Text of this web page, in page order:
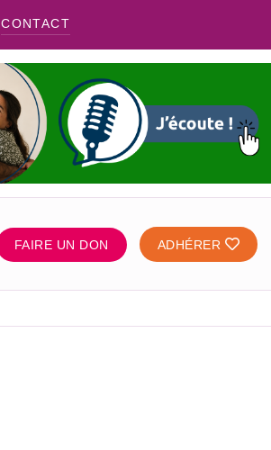
CONTACT
FAIRE UN DON ADHÉRER